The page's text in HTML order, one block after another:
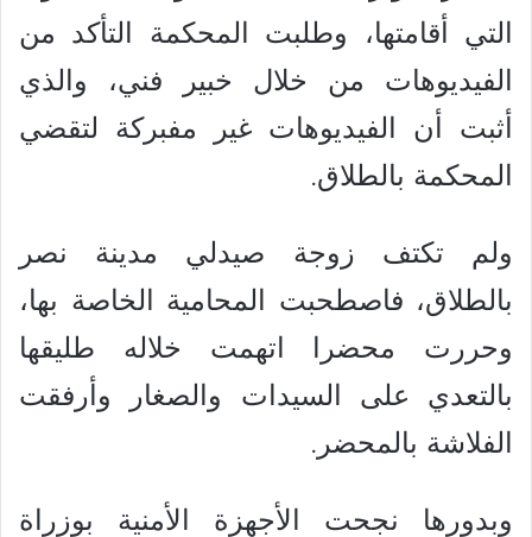
التي أقامتها، وطلبت المحكمة التأكد من
الفيديوهات من خلال خبير فني، والذي
أثبت أن الفيديوهات غير مفبركة لتقضي
المحكمة بالطلاق.
ولم تكتف زوجة صيدلي مدينة نصر
بالطلاق، فاصطحبت المحامية الخاصة بها،
وحررت محضرا اتهمت خلاله طليقها
بالتعدي على السيدات والصغار وأرفقت
الفلاشة بالمحضر.
وبدورها نجحت الأجهزة الأمنية بوزراة